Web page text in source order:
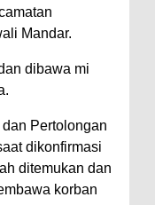
Mandar.
dibawa mi
Pertolongan
dikonfirmasi
ditemukan dan
korban